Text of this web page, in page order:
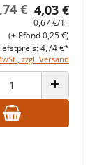
4,03 €
€
0,67 €/1 l
zzgl. Versand
(+ Pfand 0,25 €)
4,74 €*
ANZAHL